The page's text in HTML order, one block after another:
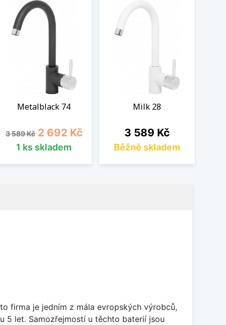
Metalblack 74
Běžná cena
3 589 Kč Cena
2 692 Kč
1 ks skladem
Milk 28
Cena
3 589 Kč
Běžně skladem
firma je jedním z mála evropských výrobců,
5 let. Samozřejmostí u těchto baterií jsou